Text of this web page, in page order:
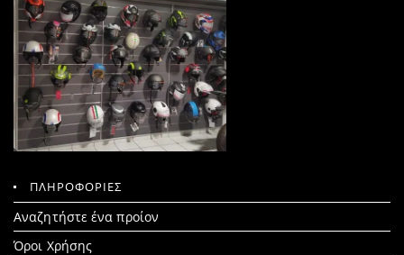
ΠΛΗΡΟΦΟΡΙΕΣ
Αναζητήστε ένα προίον
Search
for:
Όροι Χρήσης